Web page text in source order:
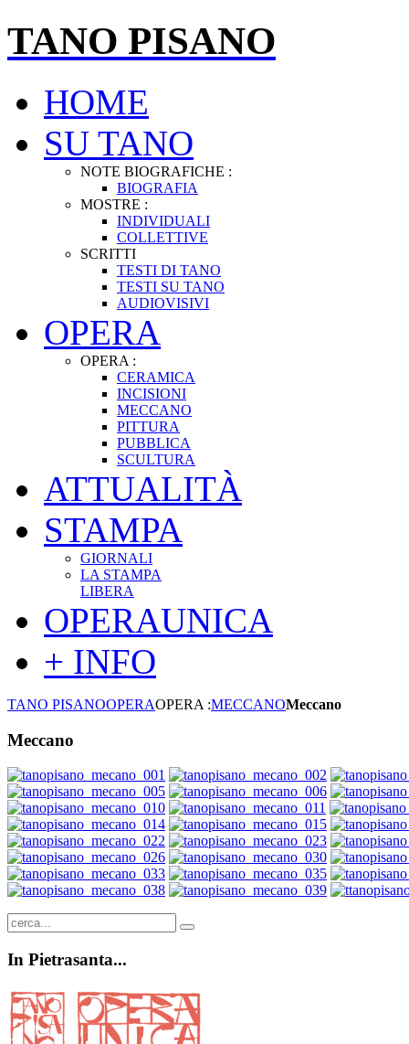
TANO PISANO
HOME
SU TANO
NOTE BIOGRAFICHE :
BIOGRAFIA
MOSTRE :
INDIVIDUALI
COLLETTIVE
SCRITTI
TESTI DI TANO
TESTI SU TANO
AUDIOVISIVI
OPERA
OPERA :
CERAMICA
INCISIONI
MECCANO
PITTURA
PUBBLICA
SCULTURA
ATTUALITÀ
STAMPA
GIORNALI
LA STAMPA
LIBERA
OPERAUNICA
+ INFO
TANO PISANOOPERAOPERA :MECCANOMeccano
Meccano
In Pietrasanta...